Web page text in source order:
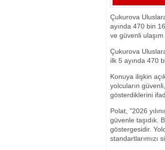
Çukurova
ayında 470 bin
ve güvenli ulaşım
Çukurova
ilk 5 ayında 470
Konuya ilişkin
yolcuların
gösterdiklerini
Polat, "2026
güvenle taşıdık.
göstergesidir.
standartlarımızı